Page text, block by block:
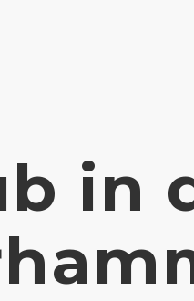
in